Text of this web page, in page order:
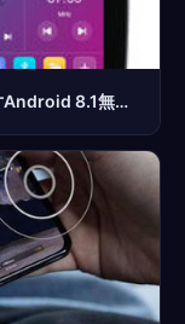
2026款本田車載導航的革新之選 10.1英寸Android 8.1無線電GPS導航系統(tǒng)與無線CarPlay集成